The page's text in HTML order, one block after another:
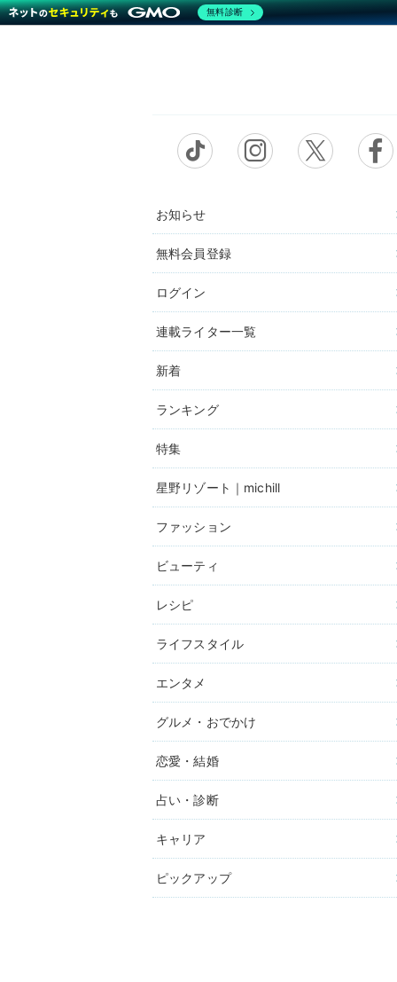
お知らせ
無料会員登録
ログイン
連載ライター一覧
新着
ランキング
特集
星野リゾート｜michill
ファッション
ビューティ
レシピ
ライフスタイル
エンタメ
グルメ・おでかけ
恋愛・結婚
占い・診断
キャリア
ピックアップ
無料診断